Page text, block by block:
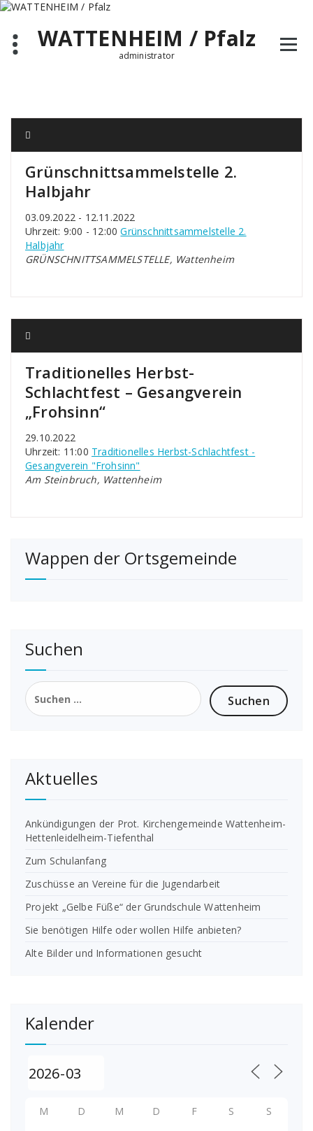
Zum
springenWATTENHEIM / Pfalz
administrator
Grünschnittsammelstelle 2.
Halbjahr
03.09.2022 - 12.11.2022
Uhrzeit: 9:00 - 12:00Grünschnittsammelstelle 2.
Halbjahr
GRÜNSCHNITTSAMMELSTELLE, Wattenheim
Traditionelles Herbst-
Schlachtfest – Gesangverein
„Frohsinn“
29.10.2022
Uhrzeit: 11:00 Traditionelles Herbst-Schlachtfest -
Gesangverein "Frohsinn"
Am Steinbruch, Wattenheim
Wappen der Ortsgemeinde
Suchen
Suchen
nach:
Aktuelles
Ankündigungen der Prot. Kirchengemeinde Wattenheim-
Hettenleidelheim-Tiefenthal
Zum Schulanfang
Zuschüsse an Vereine für die Jugendarbeit
Projekt „Gelbe Füße“ der Grundschule Wattenheim
Sie benötigen Hilfe oder wollen Hilfe anbieten?
Alte Bilder und Informationen gesucht
Kalender
M D M D F S S